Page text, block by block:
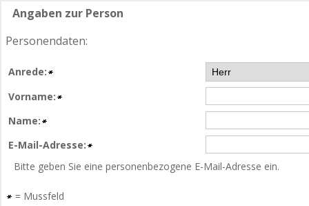
Angaben zur Person
Personendaten:
Anrede:
Vorname:
Name:
E-Mail-Adresse:
Bitte geben Sie eine personenbezogene E-Mail-Adresse ein.
= Mussfeld